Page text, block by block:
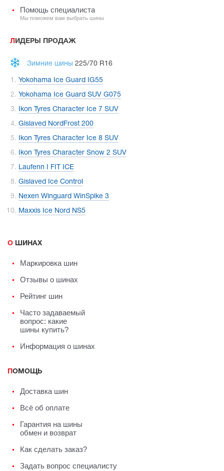
Помощь специалиста
Мы поможем вам выбрать шины
ЛИДЕРЫ ПРОДАЖ
Зимние шины 225/70 R16
Yokohama Ice Guard IG55
Yokohama Ice Guard SUV G075
Ikon Tyres Character Ice 7 SUV
Gislaved NordFrost 200
Ikon Tyres Character Ice 8 SUV
Ikon Tyres Character Snow 2 SUV
Laufenn I FIT ICE
Gislaved Ice Control
Nexen Winguard WinSpike 3
Maxxis Ice Nord NS5
О ШИНАХ
Маркировка шин
Отзывы о шинах
Рейтинг шин
Часто задаваемый
вопрос: какие
шины купить?
Информация о шинах
ПОМОЩЬ
Доставка шин
Всё об оплате
Гарантия на шины
обмен и возврат
Как сделать заказ?
Задать вопрос специалисту